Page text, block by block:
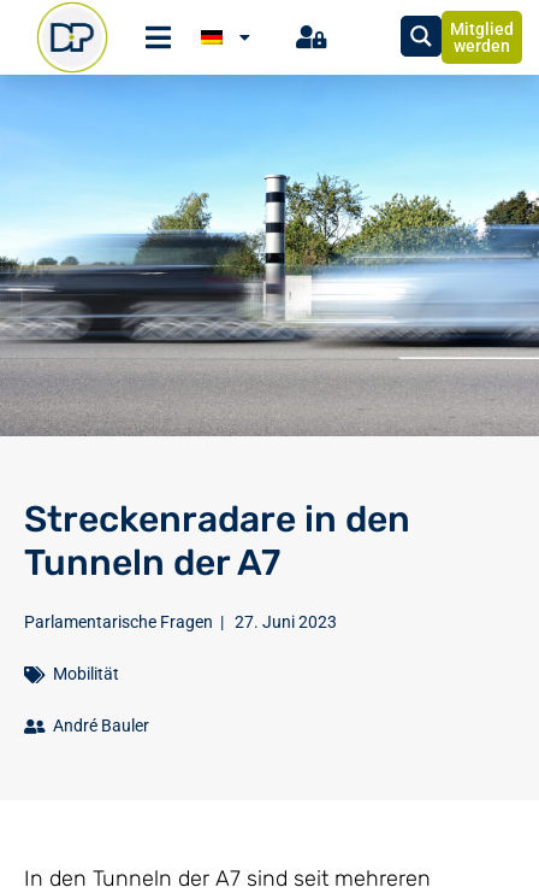
Mitglied
werden
Streckenradare in den
Tunneln der A7
Parlamentarische Fragen | 27. Juni 2023
Mobilität
André Bauler
In den Tunneln der A7 sind seit mehreren